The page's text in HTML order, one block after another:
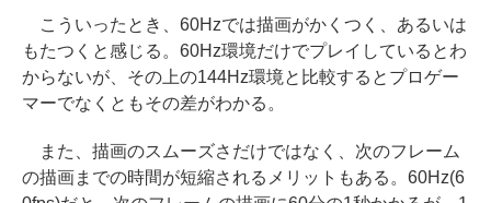
こういったとき、60Hzでは描画がかくつく、あるいは
もたつくと感じる。60Hz環境だけでプレイしているとわ
からないが、その上の144Hz環境と比較するとプロゲー
マーでなくともその差がわかる。
また、描画のスムーズさだけではなく、次のフレーム
の描画までの時間が短縮されるメリットもある。60Hz(6